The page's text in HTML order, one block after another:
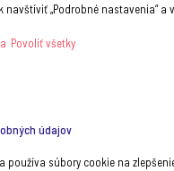
navštíviť „Podrobné nastavenia“ a
Povoliť všetky
údajov
používa súbory cookie na